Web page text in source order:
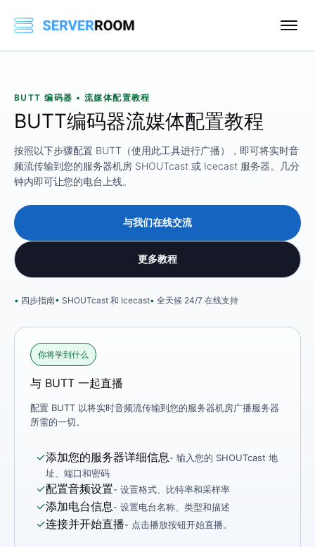
BUTT 编码器 • 流媒体配置教程
BUTT编码器流媒体配置教程
按照以下步骤配置 BUTT（使用此工具进行广播），即可将实时音
频流传输到您的服务器机房 SHOUTcast 或 Icecast 服务器。几分
钟内即可让您的电台上线。
与我们在线交流
更多教程
四步指南 SHOUTcast 和 Icecast 全天候 24/7 在线支持
你将学到什么
与 BUTT 一起直播
配置 BUTT 以将实时音频流传输到您的服务器机房广播服​​务器
所需的一切。
✓添加您的服务器详细信息- 输入您的 SHOUTcast 地
址、端口和密码
✓配置音频设置- 设置格式、比特率和采样率
✓添加电台信息- 设置电台名称、类型和描述
✓连接并开始直播- 点击播放按钮开始直播。